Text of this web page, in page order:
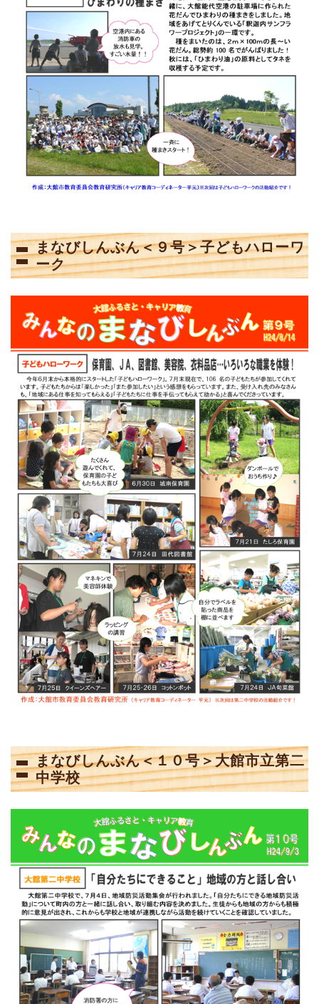
まなびしんぶん＜９号＞子どもハローワ
ーク
まなびしんぶん＜１０号＞大館市立第二
中学校